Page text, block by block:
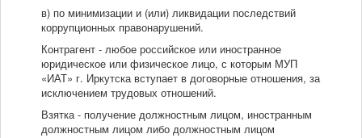
в) по минимизации и (или) ликвидации последствий
коррупционных правонарушений.
Контрагент - любое российское или иностранное
юридическое или физическое лицо, с которым МУП
«ИАТ» г. Иркутска вступает в договорные отношения, за
исключением трудовых отношений.
Взятка - получение должностным лицом, иностранным
должностным лицом либо должностным лицом